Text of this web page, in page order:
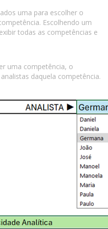
uma para escolher o
Escolhendo um
todas as competências e
uma competência, o
daquela competência.